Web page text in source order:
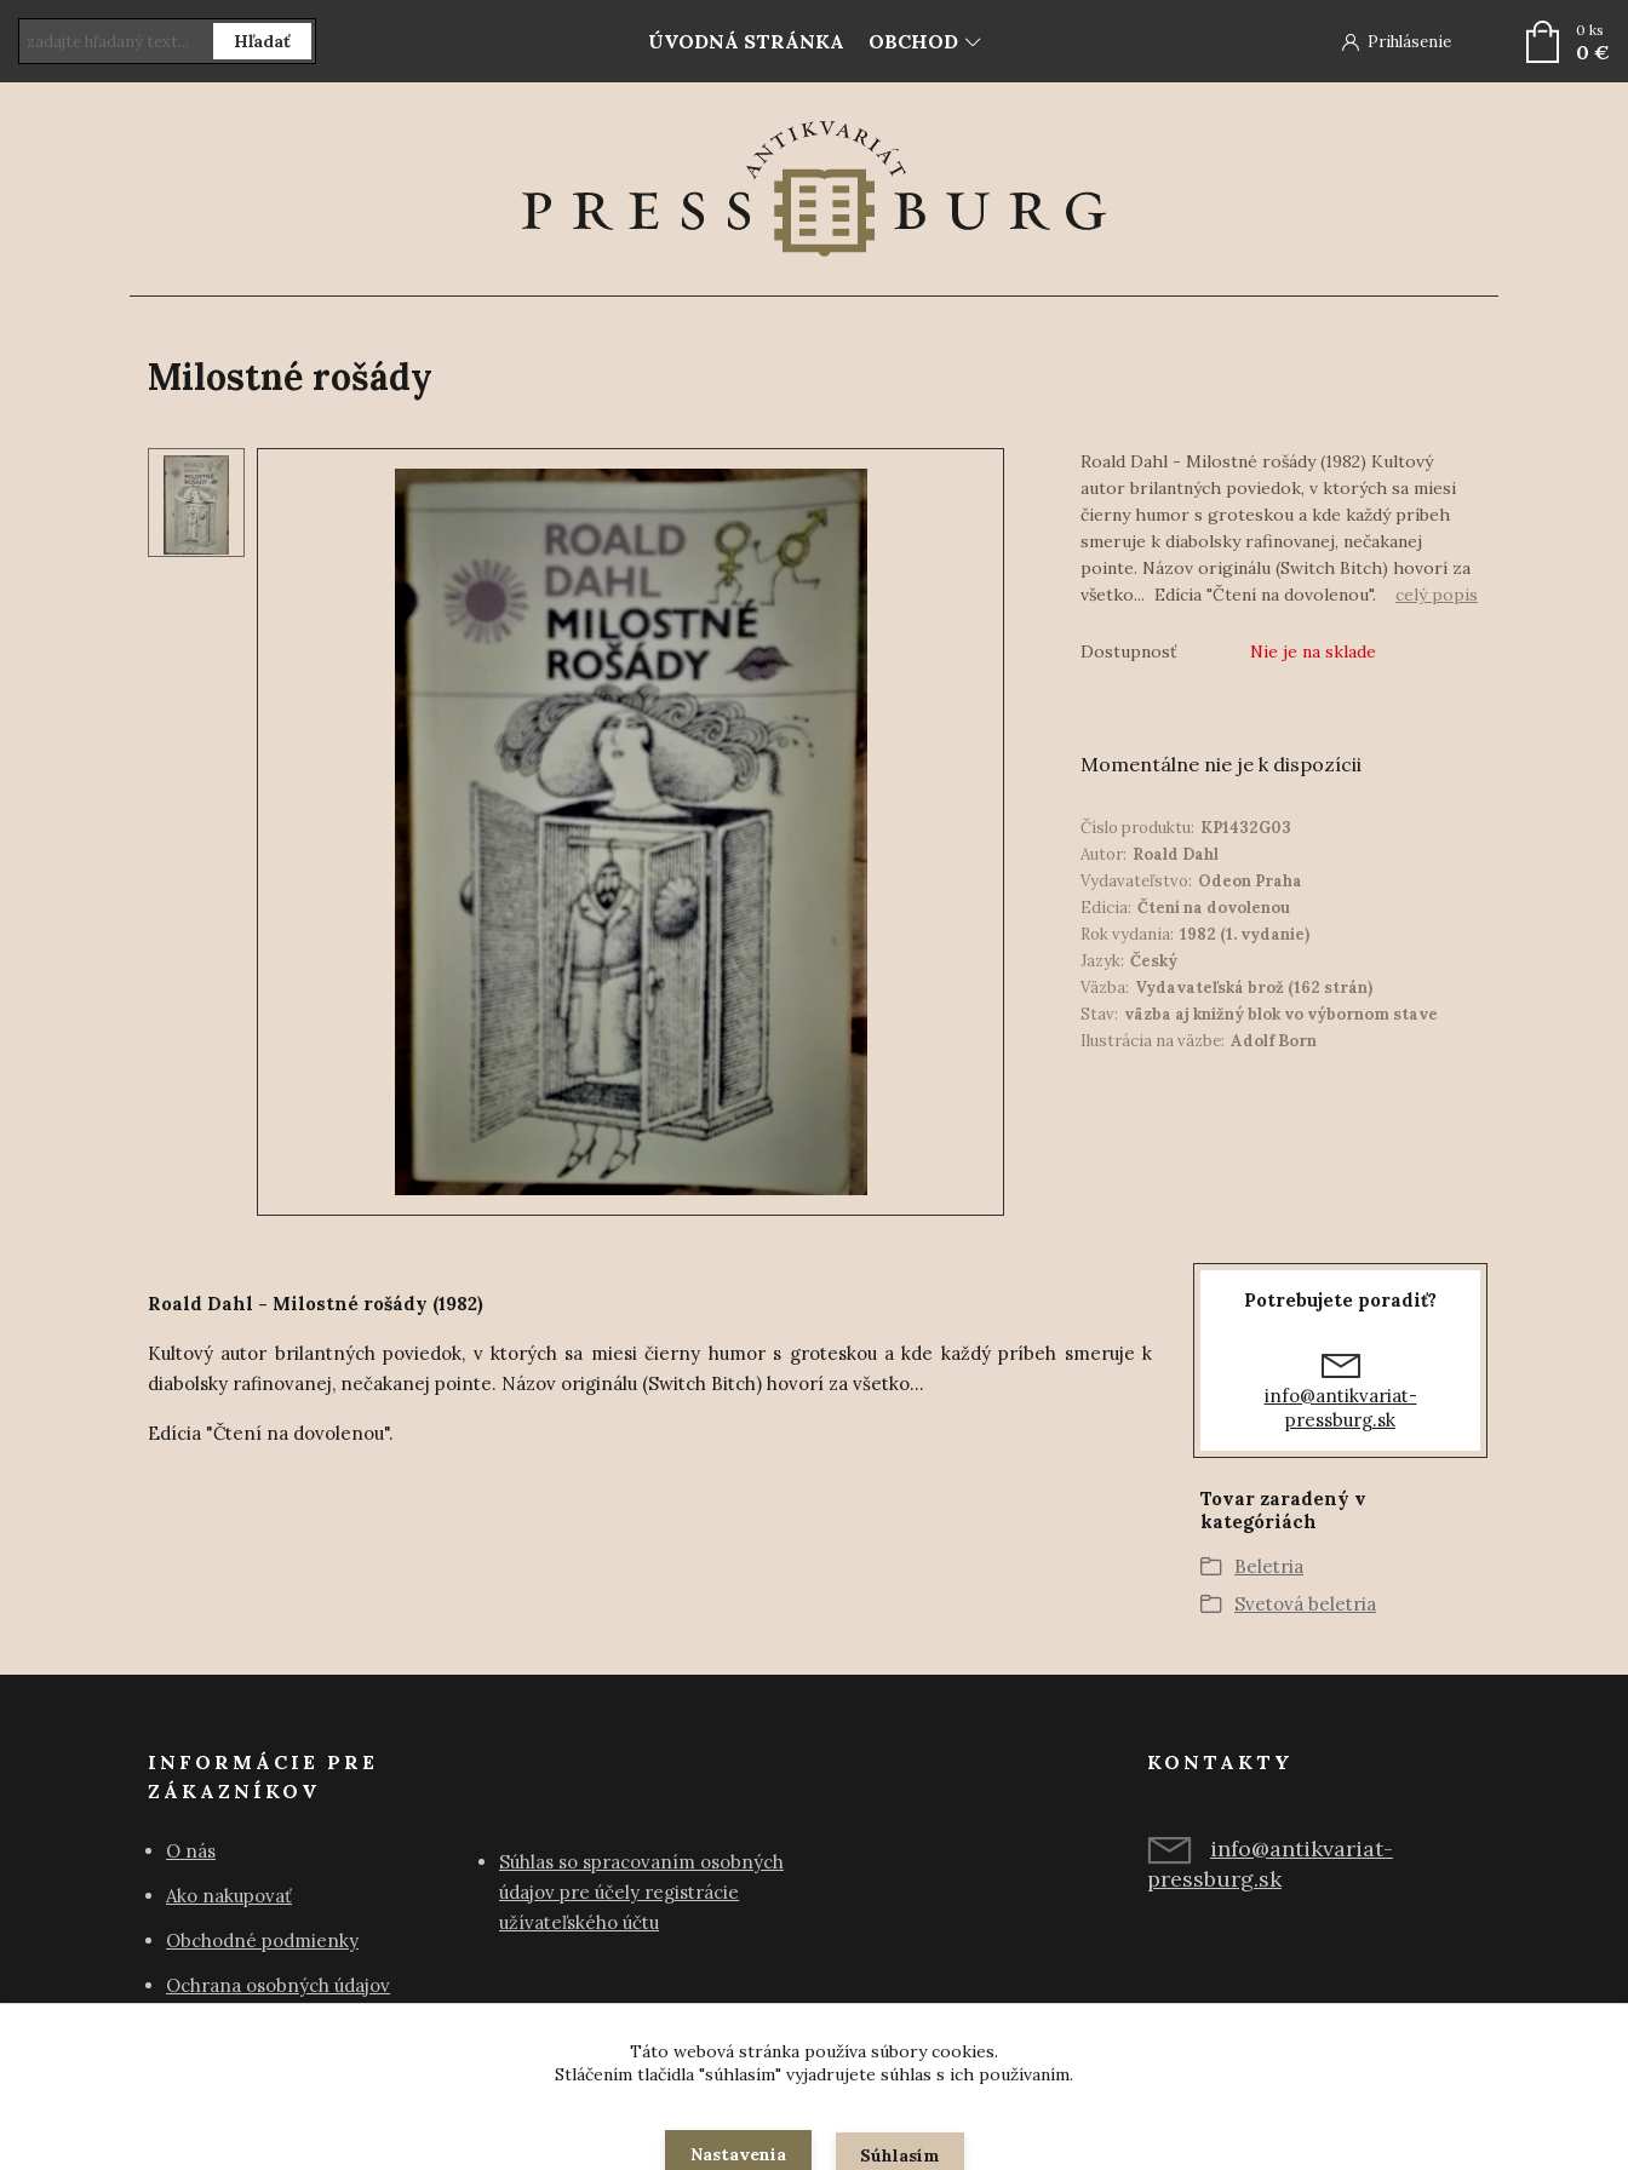
ÚVODNÁ STRÁNKA OBCHOD Prihlásenie
Hľadať
0 ks
0 €
Milostné rošády
Roald Dahl - Milostné rošády (1982) Kultový
autor brilantných poviedok, v ktorých sa miesi
čierny humor s groteskou a kde každý príbeh
smeruje k diabolsky rafinovanej, nečakanej
pointe. Názov originálu (Switch Bitch) hovorí za
všetko... Edícia "Čtení na dovolenou". celý popis
Dostupnosť Nie je na sklade
Momentálne nie je k dispozícii
Číslo produktu: KP1432G03
Autor: Roald Dahl
Vydavateľstvo: Odeon Praha
Edícia: Čtení na dovolenou
Rok vydania: 1982 (1. vydanie)
Jazyk: Český
Väzba: Vydavateľská brož (162 strán)
Stav: väzba aj knižný blok vo výbornom stave
Ilustrácia na väzbe: Adolf Born
Roald Dahl - Milostné rošády (1982)
Kultový autor brilantných poviedok, v ktorých sa miesi čierny humor s groteskou a kde každý príbeh smeruje k
diabolsky rafinovanej, nečakanej pointe. Názov originálu (Switch Bitch) hovorí za všetko...
Edícia "Čtení na dovolenou".
Potrebujete poradiť?
info@antikvariat-
pressburg.sk
Tovar zaradený v
kategóriách
Beletria
Svetová beletria
INFORMÁCIE PRE
ZÁKAZNÍKOV
O nás
Ako nakupovať
Obchodné podmienky
Ochrana osobných údajov
Súhlas so spracovaním osobných
údajov pre účely registrácie
užívateľského účtu
KONTAKTY
info@antikvariat-
pressburg.sk
© 2024-2026 všetky práva vyhradené
Táto webová stránka používa súbory cookies.
Stláčením tlačidla "súhlasím" vyjadrujete súhlas s ich používaním.
Nastavenia Súhlasím